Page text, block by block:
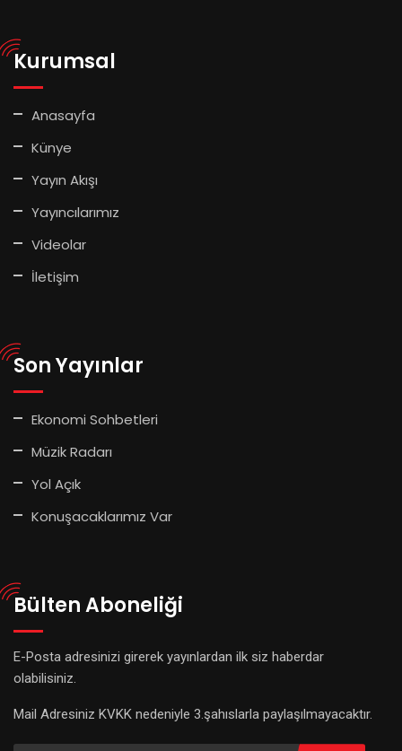
Kurumsal
Anasayfa
Künye
Yayın Akışı
Yayıncılarımız
Videolar
İletişim
Son Yayınlar
Ekonomi Sohbetleri
Müzik Radarı
Yol Açık
Konuşacaklarımız Var
Bülten Aboneliği
E-Posta adresinizi girerek yayınlardan ilk siz haberdar
olabilisiniz.
Mail Adresiniz KVKK nedeniyle 3.şahıslarla paylaşılmayacaktır.